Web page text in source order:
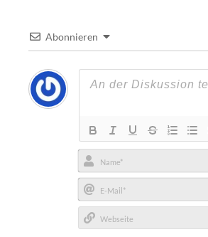
Abonnieren
Name*
E-
Mail*